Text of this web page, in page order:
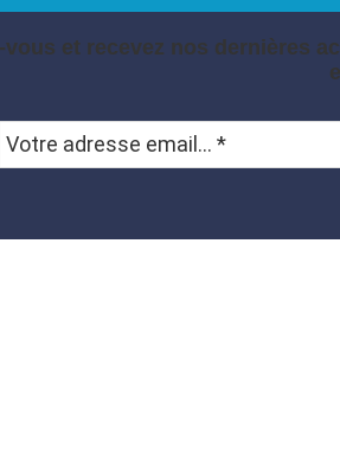
vous et recevez nos dernières